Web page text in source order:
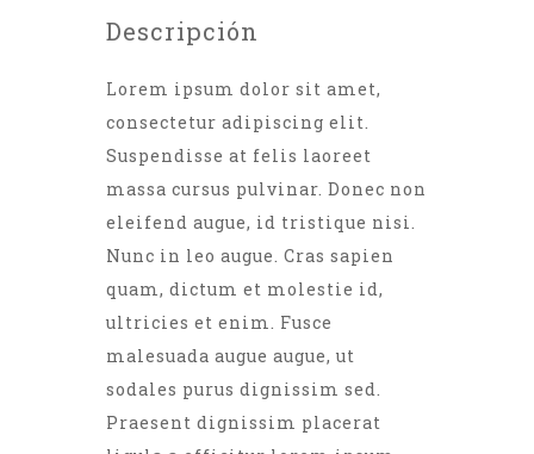
Descripción
Lorem ipsum dolor sit amet,
consectetur adipiscing elit.
Suspendisse at felis laoreet
massa cursus pulvinar. Donec non
eleifend augue, id tristique nisi.
Nunc in leo augue. Cras sapien
quam, dictum et molestie id,
ultricies et enim. Fusce
malesuada augue augue, ut
sodales purus dignissim sed.
Praesent dignissim placerat